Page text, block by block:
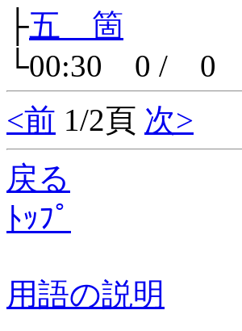
├五 箇
└00:30 0 / 0
<前 1/2頁 次>
戻る
ﾄｯﾌﾟ
用語の説明